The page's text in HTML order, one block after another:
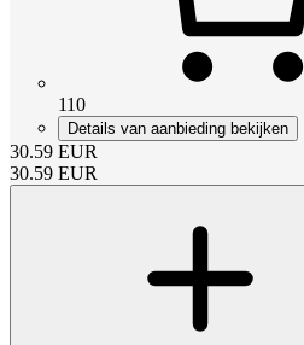
110
Details van aanbieding bekijken
30.59 EUR
30.59 EUR